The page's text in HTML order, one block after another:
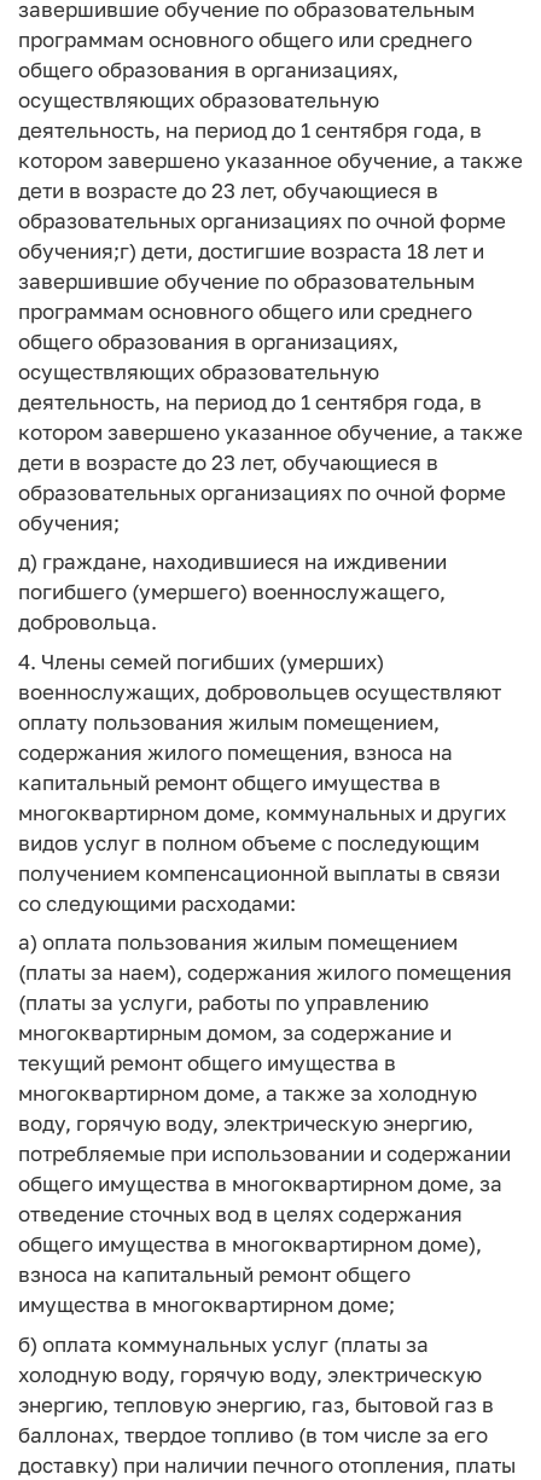
завершившие обучение по образовательным
программам основного общего или среднего
общего образования в организациях,
осуществляющих образовательную
деятельность, на период до 1 сентября года, в
котором завершено указанное обучение, а также
дети в возрасте до 23 лет, обучающиеся в
образовательных организациях по очной форме
обучения;г) дети, достигшие возраста 18 лет и
завершившие обучение по образовательным
программам основного общего или среднего
общего образования в организациях,
осуществляющих образовательную
деятельность, на период до 1 сентября года, в
котором завершено указанное обучение, а также
дети в возрасте до 23 лет, обучающиеся в
образовательных организациях по очной форме
обучения;
д) граждане, находившиеся на иждивении
погибшего (умершего) военнослужащего,
добровольца.
4. Члены семей погибших (умерших)
военнослужащих, добровольцев осуществляют
оплату пользования жилым помещением,
содержания жилого помещения, взноса на
капитальный ремонт общего имущества в
многоквартирном доме, коммунальных и других
видов услуг в полном объеме с последующим
получением компенсационной выплаты в связи
со следующими расходами:
а) оплата пользования жилым помещением
(платы за наем), содержания жилого помещения
(платы за услуги, работы по управлению
многоквартирным домом, за содержание и
текущий ремонт общего имущества в
многоквартирном доме, а также за холодную
воду, горячую воду, электрическую энергию,
потребляемые при использовании и содержании
общего имущества в многоквартирном доме, за
отведение сточных вод в целях содержания
общего имущества в многоквартирном доме),
взноса на капитальный ремонт общего
имущества в многоквартирном доме;
б) оплата коммунальных услуг (платы за
холодную воду, горячую воду, электрическую
энергию, тепловую энергию, газ, бытовой газ в
баллонах, твердое топливо (в том числе за его
доставку) при наличии печного отопления, платы